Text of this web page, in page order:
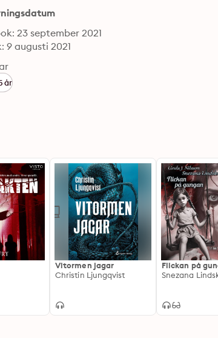
23 september 2021
9 augusti 2021
år
Vitormen jagar
Christin Ljungqvist
Flickan på